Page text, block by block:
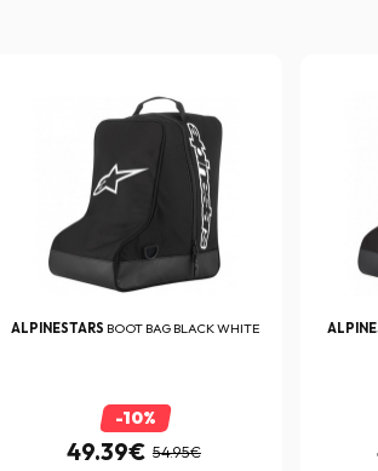
ALPINESTARS BOOT BAG BLACK WHITE
-10%
49.39€ 54.95€